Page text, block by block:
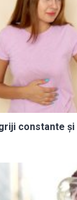
constante